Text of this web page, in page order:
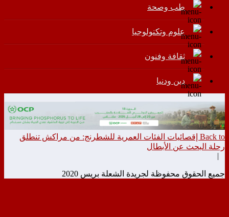
طب وصحة
علوم وتكنولوجيا
ثقافة وفنون
دين ودنيا
Back to إقصائيات الفئات العمرية للشطرنج: من مراكش تنطلق
رحلة البحث عن الأبطال
|
جميع الحقوق محفوظة لجريدة الشعلة بريس 2020